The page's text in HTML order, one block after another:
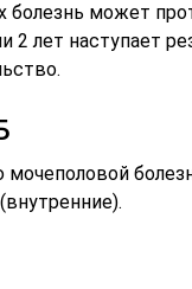
болезнь может
2 лет наступает